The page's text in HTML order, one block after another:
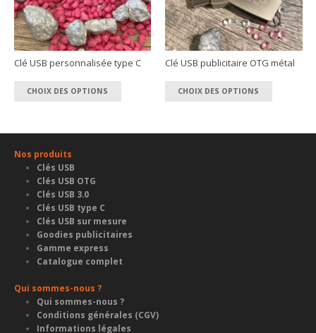
être
choisies
sur
être
choisies
sur
la
Clé USB personnalisée type C
CHOIX DES OPTIONS
choisies
Clé USB publicitaire OTG métal
CHOIX DES OPTIONS
Nos produits
Clés USB
Clés USB OTG
Clés USB 3.0
Clés USB type C
Clés USB sur mesure
Goodies publicitaires
Gamme express
Catalogue complet
Qui sommes-nous ?
Qui sommes-nous ?
Conditions générales (CGV)
Informations légales